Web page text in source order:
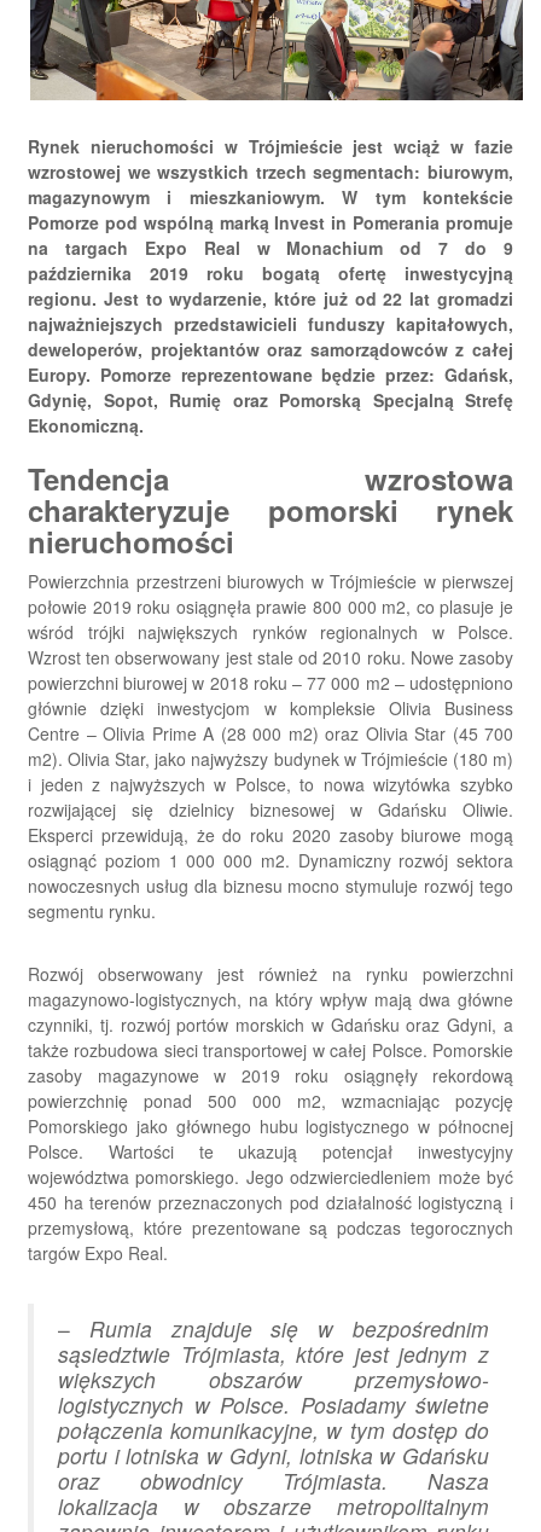
Rynek nieruchomości w Trójmieście jest wciąż w fazie
wzrostowej we wszystkich trzech segmentach: biurowym,
magazynowym i mieszkaniowym. W tym kontekście
Pomorze pod wspólną marką Invest in Pomerania promuje
na targach Expo Real w Monachium od 7 do 9
października 2019 roku bogatą ofertę inwestycyjną
regionu. Jest to wydarzenie, które już od 22 lat gromadzi
najważniejszych przedstawicieli funduszy kapitałowych,
deweloperów, projektantów oraz samorządowców z całej
Europy. Pomorze reprezentowane będzie przez: Gdańsk,
Gdynię, Sopot, Rumię oraz Pomorską Specjalną Strefę
Ekonomiczną.
Tendencja wzrostowa
charakteryzuje pomorski rynek
nieruchomości
Powierzchnia przestrzeni biurowych w Trójmieście w pierwszej
połowie 2019 roku osiągnęła prawie 800 000 m2, co plasuje je
wśród trójki największych rynków regionalnych w Polsce.
Wzrost ten obserwowany jest stale od 2010 roku. Nowe zasoby
powierzchni biurowej w 2018 roku – 77 000 m2 – udostępniono
głównie dzięki inwestycjom w kompleksie Olivia Business
Centre – Olivia Prime A (28 000 m2) oraz Olivia Star (45 700
m2). Olivia Star, jako najwyższy budynek w Trójmieście (180 m)
i jeden z najwyższych w Polsce, to nowa wizytówka szybko
rozwijającej się dzielnicy biznesowej w Gdańsku Oliwie.
Eksperci przewidują, że do roku 2020 zasoby biurowe mogą
osiągnąć poziom 1 000 000 m2. Dynamiczny rozwój sektora
nowoczesnych usług dla biznesu mocno stymuluje rozwój tego
segmentu rynku.
Rozwój obserwowany jest również na rynku powierzchni
magazynowo-logistycznych, na który wpływ mają dwa główne
czynniki, tj. rozwój portów morskich w Gdańsku oraz Gdyni, a
także rozbudowa sieci transportowej w całej Polsce. Pomorskie
zasoby magazynowe w 2019 roku osiągnęły rekordową
powierzchnię ponad 500 000 m2, wzmacniając pozycję
Pomorskiego jako głównego hubu logistycznego w północnej
Polsce. Wartości te ukazują potencjał inwestycyjny
województwa pomorskiego. Jego odzwierciedleniem może być
450 ha terenów przeznaczonych pod działalność logistyczną i
przemysłową, które prezentowane są podczas tegorocznych
targów Expo Real.
– Rumia znajduje się w bezpośrednim
sąsiedztwie Trójmiasta, które jest jednym z
większych obszarów przemysłowo-
logistycznych w Polsce. Posiadamy świetne
połączenia komunikacyjne, w tym dostęp do
portu i lotniska w Gdyni, lotniska w Gdańsku
oraz obwodnicy Trójmiasta. Nasza
lokalizacja w obszarze metropolitalnym